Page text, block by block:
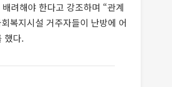
려해야 한다고 강조하며 “관계
복지시설 거주자들이 난방에 어
했다.